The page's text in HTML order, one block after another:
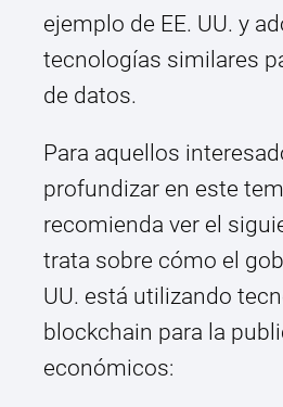
ejemplo de EE. UU. y
tecnologías similares
de datos.
Para aquellos
profundizar en este
recomienda ver el
trata sobre cómo el
UU. está utilizando
blockchain para la
económicos: